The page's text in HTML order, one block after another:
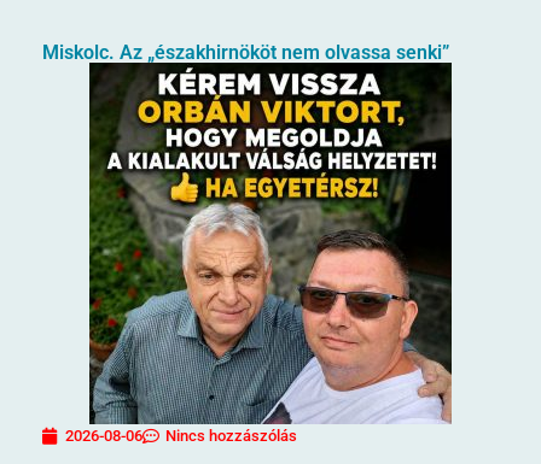
Miskolc. Az „északhirnököt nem olvassa senki”
2026-08-06 Nincs hozzászólás